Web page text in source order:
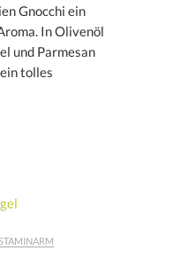
Gnocchi ein
In Olivenöl
und Parmesan
tolles